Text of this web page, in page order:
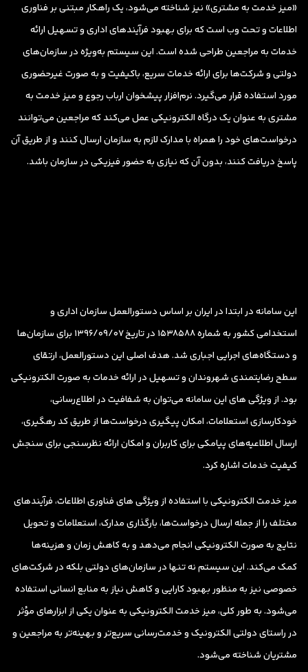
«میز خدمت به مشتری» نیز شناخته می‌شود، یک راهکار مبتنی بر فناوری
اطلاعات و تحت وب است که برای بهبود فرآیندهای اداری و تسهیل ارائه
خدمات به مراجعین طراحی شده است. این سیستم به‌ویژه در سازمان‌های
دولتی و شرکت‌ها برای ارائه خدمات سریع، باکیفیت و به صورت غیرحضوری
مورد استفاده قرار می‌گیرد. نرم‌افزار پیشخوان ارباب رجوع و میز خدمت به
مشتری به عنوان یک درگاه الکترونیکی عمل می‌کند که مراجعین می‌توانند
درخواست‌های خود را همراه با مدارک لازم به سازمان ارسال کنند و از طریق آن
پاسخ دریافت کنند، بدون آن که نیازی به حضور فیزیکی در سازمان باشد.
این سامانه در ابتدا در ایران بر اساس دستورالعمل سازمان اداری و
استخدامی کشور به شماره 1538588 در تاریخ 1396/09/07 برای سازمان‌ها
و دستگاه‌های اجرایی اجباری شد. هدف اصلی این دستورالعمل، ارتقای
سطح رضایتمندی شهروندان و تسهیل در ارائه خدمات به صورت الکترونیکی
بود. از ویژگی های این سامانه می‌توان به شفافیت در اطلاع‌رسانی،
خودکارسازی استعلامات، امکان پیگیری درخواست‌ها از طریق کد رهگیری،
ارسال اطلاعیه‌های پیامکی برای کاربران و امکان ارائه نظرسنجی برای سنجش
کیفیت خدمات اشاره کرد.
میز خدمت الکترونیکی با استفاده از ویژگی های فناوری اطلاعات، فرآیندهای
مختلف را از جمله ارسال درخواست‌ها، بارگذاری مدارک، استعلامات و تحویل
نتایج به صورت الکترونیکی انجام می‌دهد و به کاهش زمان و هزینه‌ها
کمک می‌کند. این سیستم نه تنها در سازمان‌های دولتی بلکه در شرکت‌های
خصوصی نیز به منظور بهبود کارایی و کاهش نیاز به منابع انسانی استفاده
می‌شود. به طور کلی، میز خدمت الکترونیکی به عنوان یکی از ابزارهای مؤثر
در راستای دولتی الکترونیک و خدمت‌رسانی سریع‌تر و بهینه‌تر به مراجعین و
مشتریان شناخته می‌شود.